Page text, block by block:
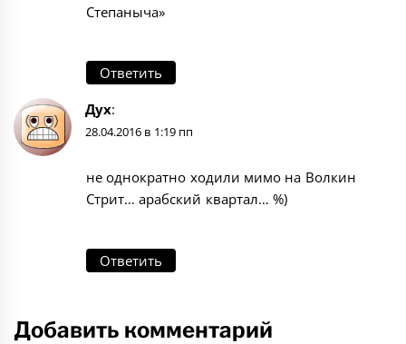
Степаныча»
Ответить
Дух:
28.04.2016 в 1:19 пп
не однократно ходили мимо на Волкин
Стрит… арабский квартал… %)
Ответить
Добавить комментарий